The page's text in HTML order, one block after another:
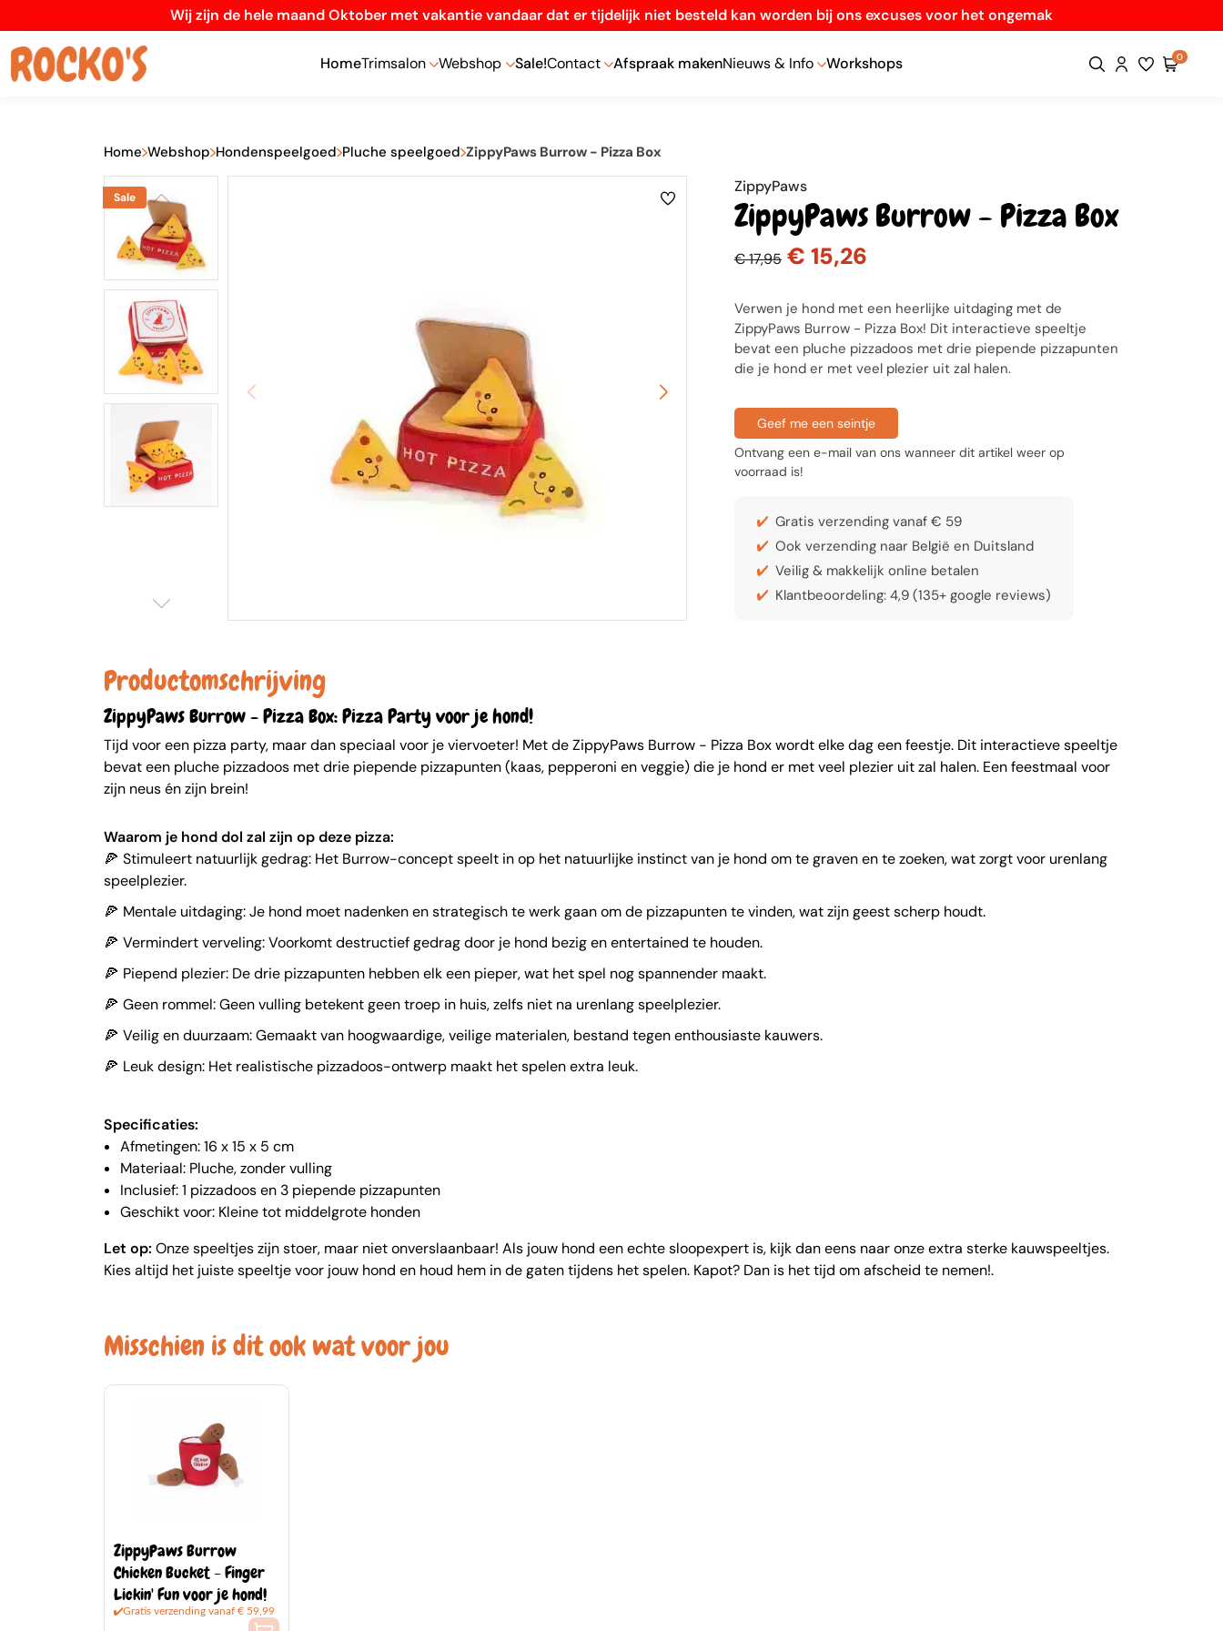
Wij zijn de hele maand Oktober met vakantie vandaar dat er tijdelijk niet besteld kan worden bij ons excuses voor het ongemak
HomeTrimsalon Webshop Sale!Contact Afspraak makenNieuws & Info Workshops 0
Home Webshop Hondenspeelgoed Pluche speelgoed ZippyPaws Burrow - Pizza Box
Sale
ZippyPaws
ZippyPaws Burrow - Pizza Box
€ 17,95 € 15,26
Verwen je hond met een heerlijke uitdaging met de
ZippyPaws Burrow - Pizza Box! Dit interactieve speeltje
bevat een pluche pizzadoos met drie piepende pizzapunten
die je hond er met veel plezier uit zal halen.
Geef me een seintje
Ontvang een e-mail van ons wanneer dit artikel weer op
voorraad is!
Gratis verzending vanaf € 59
Ook verzending naar België en Duitsland
Veilig & makkelijk online betalen
Klantbeoordeling: 4,9 (135+ google reviews)
Productomschrijving
ZippyPaws Burrow - Pizza Box: Pizza Party voor je hond!
Tijd voor een pizza party, maar dan speciaal voor je viervoeter! Met de ZippyPaws Burrow - Pizza Box wordt elke dag een feestje. Dit interactieve speeltje
bevat een pluche pizzadoos met drie piepende pizzapunten (kaas, pepperoni en veggie) die je hond er met veel plezier uit zal halen. Een feestmaal voor
zijn neus én zijn brein!
Waarom je hond dol zal zijn op deze pizza:
Stimuleert natuurlijk gedrag: Het Burrow-concept speelt in op het natuurlijke instinct van je hond om te graven en te zoeken, wat zorgt voor urenlang
speelplezier.
Mentale uitdaging: Je hond moet nadenken en strategisch te werk gaan om de pizzapunten te vinden, wat zijn geest scherp houdt.
Vermindert verveling: Voorkomt destructief gedrag door je hond bezig en entertained te houden.
Piepend plezier: De drie pizzapunten hebben elk een pieper, wat het spel nog spannender maakt.
Geen rommel: Geen vulling betekent geen troep in huis, zelfs niet na urenlang speelplezier.
Veilig en duurzaam: Gemaakt van hoogwaardige, veilige materialen, bestand tegen enthousiaste kauwers.
Leuk design: Het realistische pizzadoos-ontwerp maakt het spelen extra leuk.
Specificaties:
Afmetingen: 16 x 15 x 5 cm
Materiaal: Pluche, zonder vulling
Inclusief: 1 pizzadoos en 3 piepende pizzapunten
Geschikt voor: Kleine tot middelgrote honden
Let op: Onze speeltjes zijn stoer, maar niet onverslaanbaar! Als jouw hond een echte sloopexpert is, kijk dan eens naar onze extra sterke kauwspeeltjes.
Kies altijd het juiste speeltje voor jouw hond en houd hem in de gaten tijdens het spelen. Kapot? Dan is het tijd om afscheid te nemen!.
Misschien is dit ook wat voor jou
ZippyPaws Burrow
Chicken Bucket - Finger
Lickin' Fun voor je hond!
Gratis verzending vanaf € 59,99